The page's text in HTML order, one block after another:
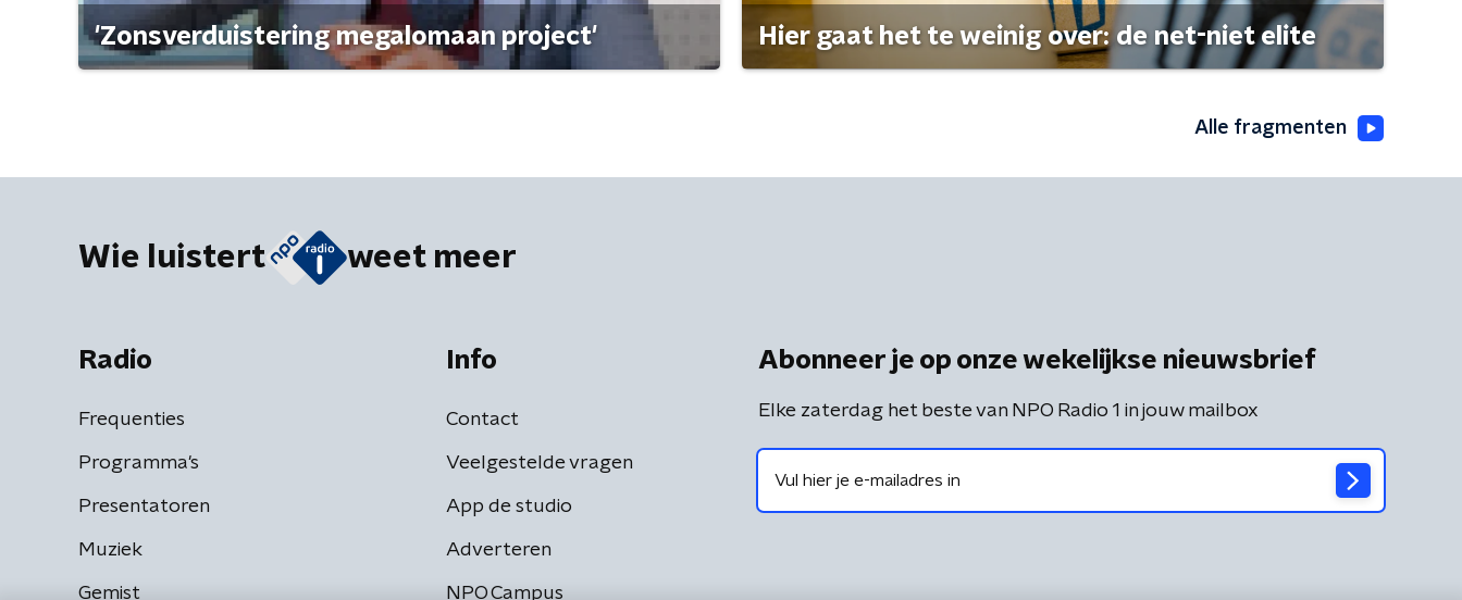
'Zonsverduistering megalomaan project' Hier gaat het te weinig over: de net-niet elite
Alle fragmenten
Wie luistert weet meer
Radio
Frequenties
Programma's
Presentatoren
Muziek
Gemist
Info
Contact
Veelgestelde vragen
App de studio
Adverteren
NPO Campus
Abonneer je op onze wekelijkse nieuwsbrief
Elke zaterdag het beste van NPO Radio 1 in jouw mailbox